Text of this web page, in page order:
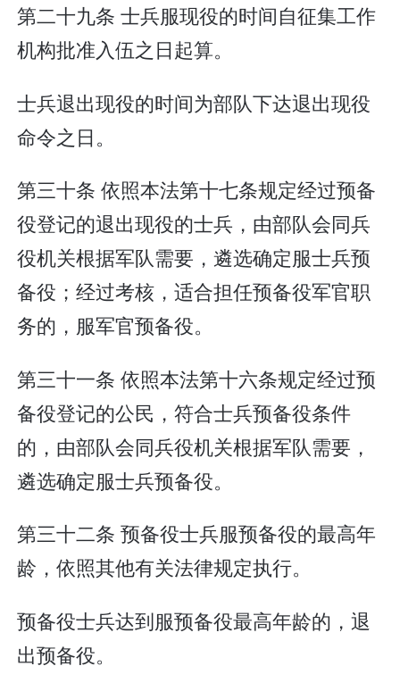
第二十九条 士兵服现役的时间自征集工作
机构批准入伍之日起算。
士兵退出现役的时间为部队下达退出现役
命令之日。
第三十条 依照本法第十七条规定经过预备
役登记的退出现役的士兵，由部队会同兵
役机关根据军队需要，遴选确定服士兵预
备役；经过考核，适合担任预备役军官职
务的，服军官预备役。
第三十一条 依照本法第十六条规定经过预
备役登记的公民，符合士兵预备役条件
的，由部队会同兵役机关根据军队需要，
遴选确定服士兵预备役。
第三十二条 预备役士兵服预备役的最高年
龄，依照其他有关法律规定执行。
预备役士兵达到服预备役最高年龄的，退
出预备役。